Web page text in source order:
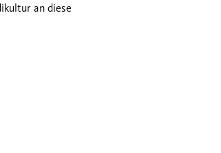
an diese